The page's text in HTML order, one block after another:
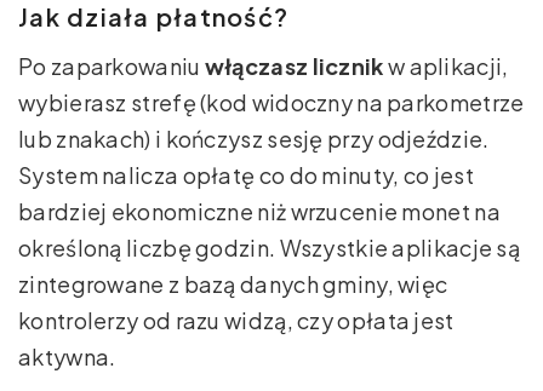
Jak działa płatność?
Po zaparkowaniu włączasz licznikw aplikacji,
wybierasz strefę (kod widoczny na parkometrze
lub znakach) i kończysz sesję przy odjeździe.
System nalicza opłatę co do minuty, co jest
bardziej ekonomiczne niż wrzucenie monet na
określoną liczbę godzin. Wszystkie aplikacje są
zintegrowane z bazą danych gminy, więc
kontrolerzy od razu widzą, czy opłata jest
aktywna.